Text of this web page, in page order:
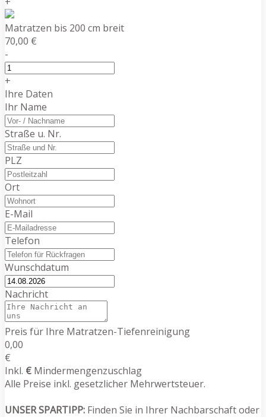
Matratzen bis 200 cm breit
70,00 €
-
+
Ihre Daten
Ihr Name
Straße u. Nr.
PLZ
Ort
E-Mail
Telefon
Wunschdatum
Nachricht
Preis für Ihre Matratzen-Tiefenreinigung
0,00
€
Inkl. € Mindermengenzuschlag
Alle Preise inkl. gesetzlicher Mehrwertsteuer.
UNSER SPARTIPP: Finden Sie in Ihrer Nachbarschaft oder